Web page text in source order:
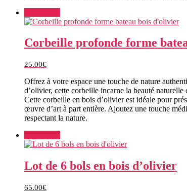
Corbeille profonde forme
25.00€
Offrez à votre espace une touche de nature
d’olivier, cette corbeille incarne la beauté
Cette corbeille en bois d’olivier est idéale pour
œuvre d’art à part entière. Ajoutez une touche
respectant la nature.
Lot de 6 bols en bois d’olivier
65.00€